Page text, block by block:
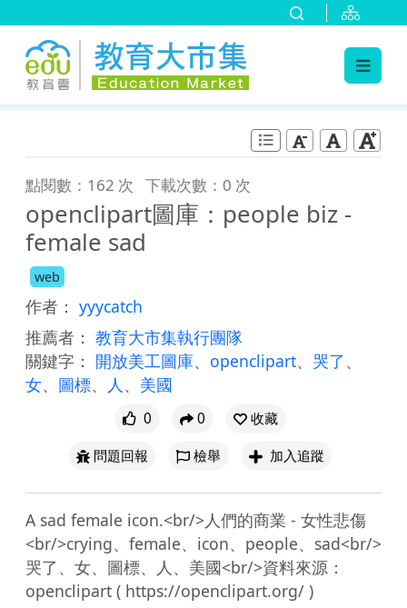
點閱數：162 次 下載次數：0 次
openclipart圖庫：people biz -
female sad
web
作者： yyycatch
推薦者： 教育大市集執行團隊
關鍵字： 開放美工圖庫、 openclipart、 哭了、
女、 圖標、 人 、 美國
0 0
收藏
問題回報
檢舉 加入追蹤
A sad female icon.<br/>人們的商業 - 女性悲傷
<br/>crying、female、icon、people、sad<br/>
哭了、女、圖標、人、美國<br/>資料來源：